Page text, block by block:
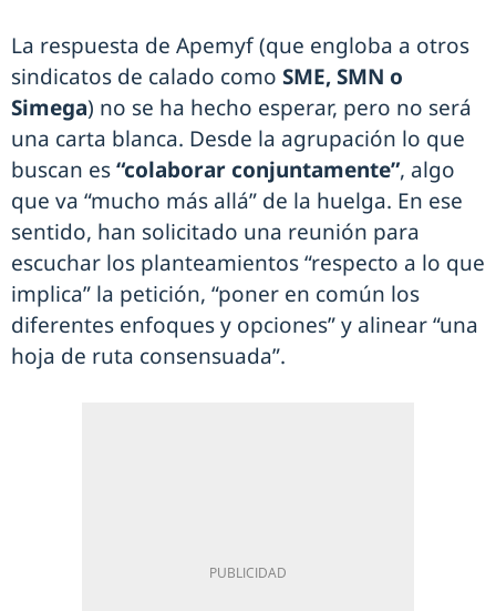
La respuesta de Apemyf (que engloba a otros
sindicatos de calado como SME, SMN o
Simega) no se ha hecho esperar, pero no será
una carta blanca. Desde la agrupación lo que
buscan es“colaborar conjuntamente”, algo
que va “mucho más allá” de la huelga. En ese
sentido, han solicitado una reunión para
escuchar los planteamientos “respecto a lo que
implica” la petición, “poner en común los
diferentes enfoques y opciones” y alinear “una
hoja de ruta consensuada”.